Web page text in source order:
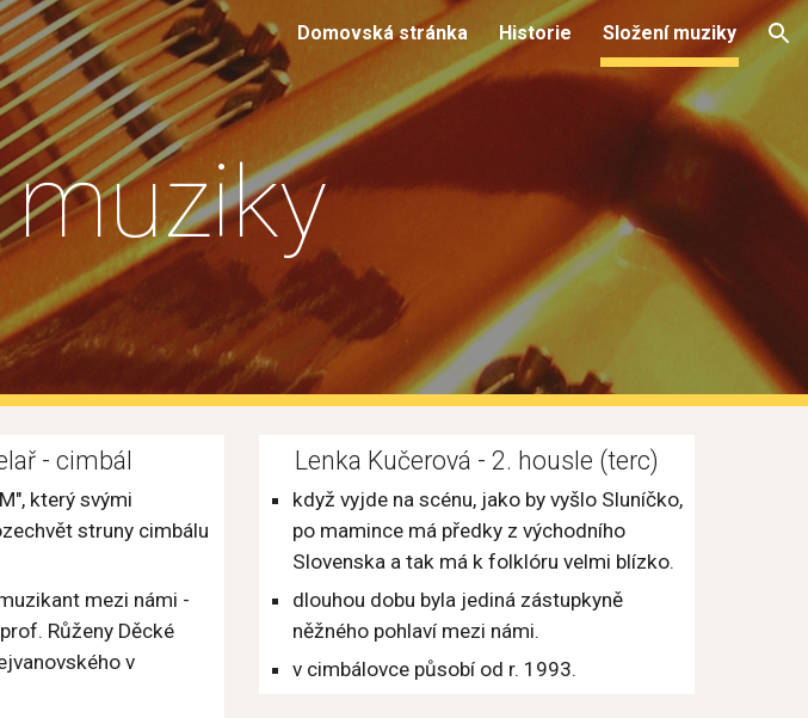
Skip to navigation Domovská stránka Historie Složení muziky
- cimbál
který svými
struny cimbálu
mezi námi -
Růženy Děcké
v
Lenka Kučerová - 2. housle (terc)
když vyjde na scénu, jako by vyšlo Sluníčko,
po mamince má předky z východního
Slovenska a tak má k folklóru velmi blízko.
dlouhou dobu byla jediná zástupkyně
něžného pohlaví mezi námi.
v cimbálovce působí od r. 1993.